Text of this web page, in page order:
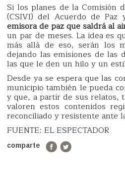
Si los planes de la Comisión
(CSIVI) del Acuerdo de
emisora de paz que saldrá al
un par de meses. La idea es
más allá de eso, serán los
dejando las emisiones de las
las que le den un hilo y un
Desde ya se espera que las
municipio también le pueda
y que, a partir de sus relatos,
valoren estos contenidos
reconciliado y resistente ante
FUENTE: EL ESPECTADOR
comparte